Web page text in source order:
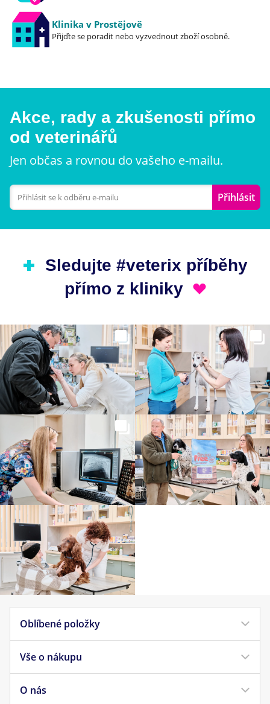
Klinika v Prostějově
Přijďte se poradit nebo vyzvednout zboží osobně.
Akce, rady a zkušenosti přímo
od veterinářů
Jen občas a rovnou do vašeho e-mailu.
Přihlásit
Sledujte #veterix příběhy
přímo z kliniky
Oblíbené položky
Krmivo pro psy
Krmivo pro kočky
Vše o nákupu
Doprava a platba
O nás